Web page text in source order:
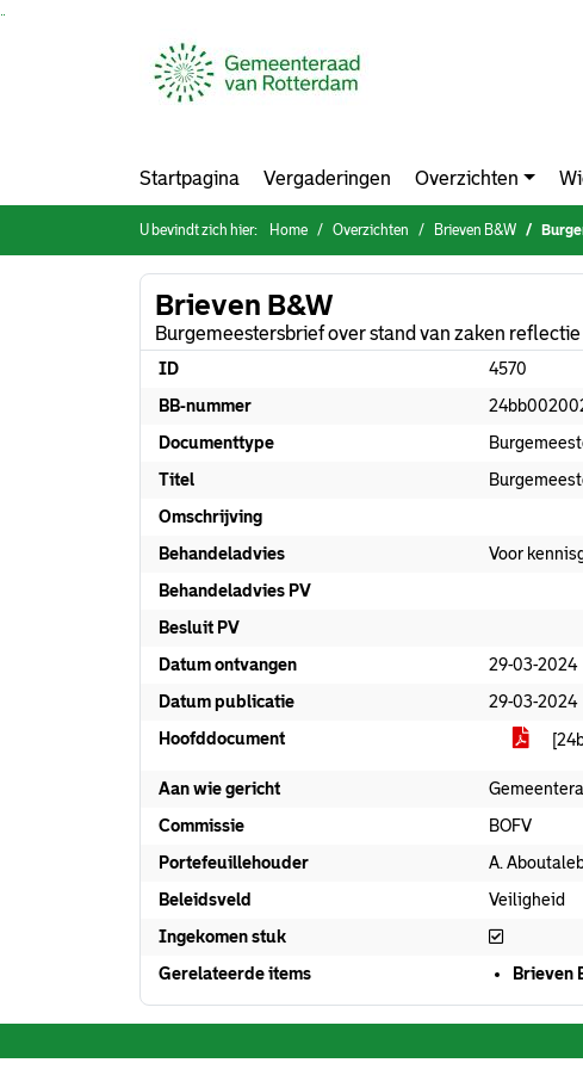
Startpagina Vergaderingen Overzichten
U bevindt zich hier: Home Overzichten Brieven B&W
Brieven B&W
Burgemeestersbrief over stand van zaken reflectie
ID
4570
BB-nummer
Documenttype
Titel
Omschrijving
Behandeladvies
Voor
Behandeladvies PV
Besluit PV
Datum ontvangen
29-03-2024
Datum publicatie
29-03-2024
Hoofddocument
Aan wie gericht
Commissie
BOFV
Portefeuillehouder
A.
Beleidsveld
Veiligheid
Ingekomen stuk
Gerelateerde items
Brieven